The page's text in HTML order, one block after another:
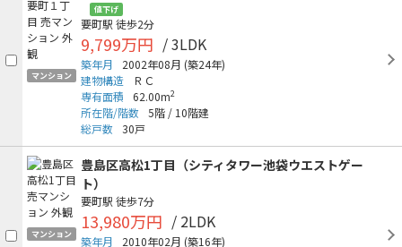
マンション
値下げ
要町駅 徒歩2分
9,799万円 / 3LDK
築年月 2002年08月 (築24年)
建物構造
ＲＣ
専有面積
62.00m2
所在階/階数 5階 / 10階建
総戸数 30戸
マンション
豊島区高松1丁目（シティタワー池袋ウエストゲー
ト）
要町駅 徒歩7分
13,980万円 / 2LDK
築年月 2010年02月 (築16年)